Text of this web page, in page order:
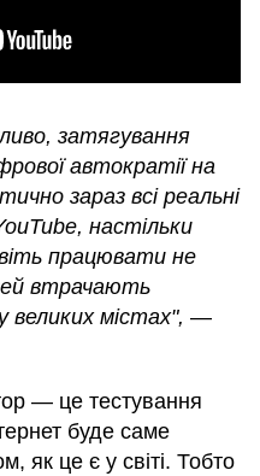
затягування
автократії на
зараз всі реальні
настільки
працювати не
втрачають
великих містах", —
— це тестування
буде саме
як це є у світі. Тобто